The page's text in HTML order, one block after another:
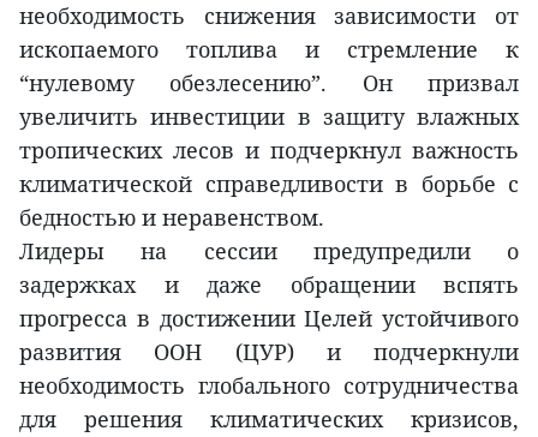
необходимость снижения зависимости от
ископаемого топлива и стремление к
“нулевому обезлесению”. Он призвал
увеличить инвестиции в защиту влажных
тропических лесов и подчеркнул важность
климатической справедливости в борьбе с
бедностью и неравенством.
Лидеры на сессии предупредили о
задержках и даже обращении вспять
прогресса в достижении Целей устойчивого
развития ООН (ЦУР) и подчеркнули
необходимость глобального сотрудничества
для решения климатических кризисов,